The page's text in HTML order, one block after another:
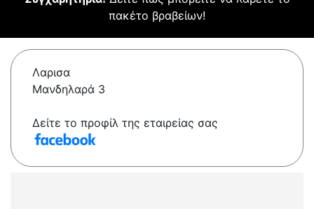
πακέτο βραβείων!
Λαρισα
Μανδηλαρά 3
Δείτε το προφίλ της εταιρείας σας